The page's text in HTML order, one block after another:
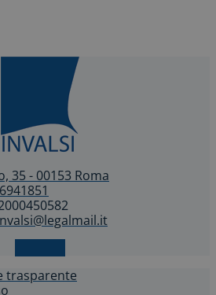
35 - 00153 Roma
trasparente